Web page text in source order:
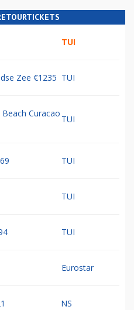
TUI
Zee €1235 TUI
Curacao
TUI
TUI
TUI
TUI
Eurostar
NS